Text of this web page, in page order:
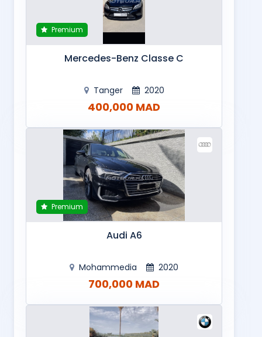
Premium
Mercedes-Benz Classe C
Tanger 2020
400,000 MAD
Premium
Audi A6
Mohammedia 2020
700,000 MAD